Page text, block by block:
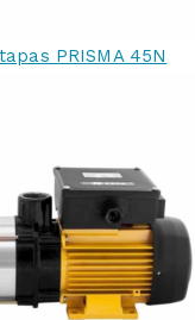
PRISMA 45N